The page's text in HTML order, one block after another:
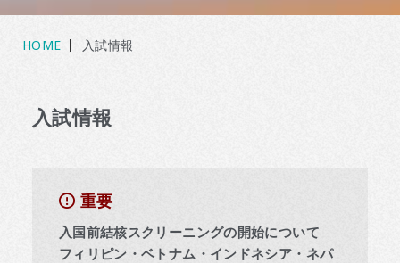
HOME 入試情報
入試情報
重要
入国前結核スクリーニングの開始について
フィリピン・ベトナム・インドネシア・ネパ